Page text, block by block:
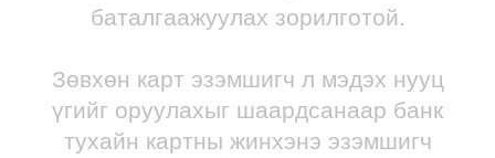
баталгаажуулах зорилготой.
Зөвхөн карт эзэмшигч л мэдэх нууц
үгийг оруулахыг шаардсанаар банк
тухайн картны жинхэнэ эзэмшигч